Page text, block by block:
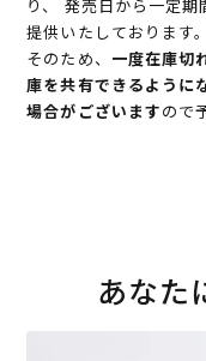
り、 発売日から一定
提供いたしております。
そのため、 一度在庫切
庫を共有できるように
場合がございますので
あなた